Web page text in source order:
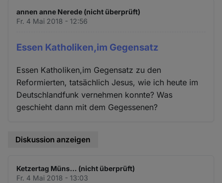
annen anne Nerede (nicht überprüft)
Fr. 4 Mai 2018 - 12:56
Essen Katholiken,im Gegensatz
Essen Katholiken,im Gegensatz zu den
Reformierten, tatsächlich Jesus, wie ich heute im
Deutschlandfunk vernehmen konnte? Was
geschieht dann mit dem Gegessenen?
Diskussion anzeigen
Ketzertag Müns… (nicht überprüft)
Fr. 4 Mai 2018 - 13:03
und
Cookies